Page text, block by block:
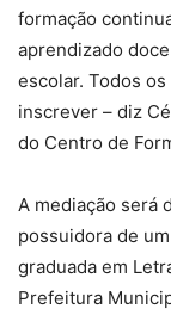
formação
aprendizado
escolar. Todos
inscrever – diz
do Centro de
A mediação será
possuidora de
graduada em
Prefeitura